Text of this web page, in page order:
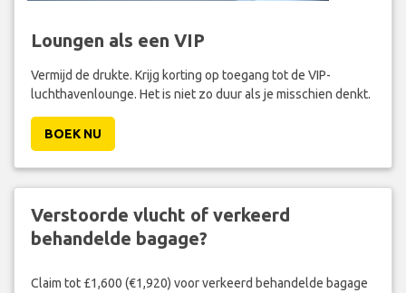
Loungen als een VIP
Vermijd de drukte. Krijg korting op toegang tot de VIP-
luchthavenlounge. Het is niet zo duur als je misschien denkt.
BOEK NU
Verstoorde vlucht of verkeerd
behandelde bagage?
Claim tot £1,600 (€1,920) voor verkeerd behandelde bagage